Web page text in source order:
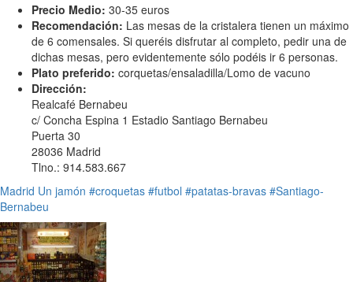
Precio Medio: 30-35 euros
Recomendación: Las mesas de la cristalera tienen un máximo
de 6 comensales. Si queréis disfrutar al completo, pedir una de
dichas mesas, pero evidentemente sólo podéis ir 6 personas.
Plato preferido: corquetas/ensaladilla/Lomo de vacuno
Dirección:
Realcafé Bernabeu
c/ Concha Espina 1 Estadio Santiago Bernabeu
Puerta 30
28036 Madrid
Tlno.: 914.583.667
Madrid Un jamón #croquetas #futbol #patatas-bravas #Santiago-
Bernabeu